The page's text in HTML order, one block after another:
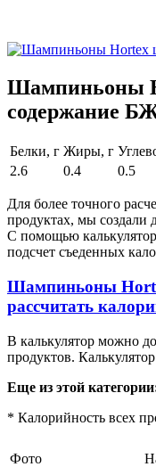
Шампиньоны
содержание
Белки, г Жиры, г
2.6
0.4 0.5
Для более точного
продуктах, мы создали
С помощью
подсчет съеденных
Шампиньоны
рассчитать
В калькулятор можно
продуктов.
Еще из этой
* Калорийность всех
Фото